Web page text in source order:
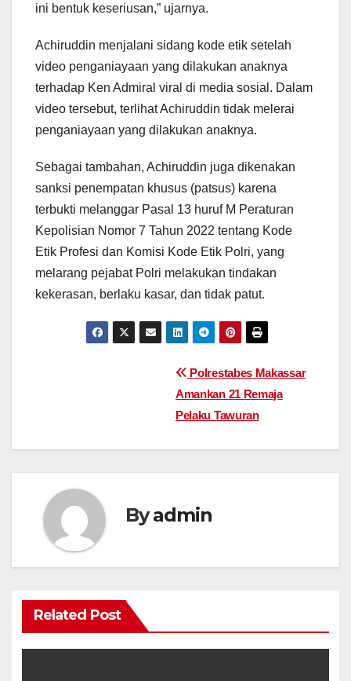
ini bentuk keseriusan,” ujarnya.
Achiruddin menjalani sidang kode etik setelah
video penganiayaan yang dilakukan anaknya
terhadap Ken Admiral viral di media sosial. Dalam
video tersebut, terlihat Achiruddin tidak melerai
penganiayaan yang dilakukan anaknya.
Sebagai tambahan, Achiruddin juga dikenakan
sanksi penempatan khusus (patsus) karena
terbukti melanggar Pasal 13 huruf M Peraturan
Kepolisian Nomor 7 Tahun 2022 tentang Kode
Etik Profesi dan Komisi Kode Etik Polri, yang
melarang pejabat Polri melakukan tindakan
kekerasan, berlaku kasar, dan tidak patut.
Polrestabes Makassar
Amankan 21 Remaja
Pelaku Tawuran
Byadmin
Related Post